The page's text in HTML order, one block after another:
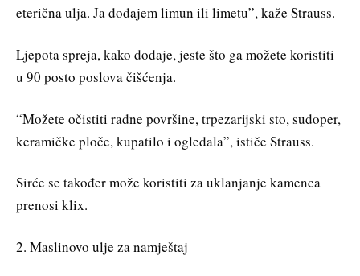
eterična ulja. Ja dodajem limun ili limetu”, kaže Strauss.
Ljepota spreja, kako dodaje, jeste što ga možete koristiti
u 90 posto poslova čišćenja.
“Možete očistiti radne površine, trpezarijski sto, sudoper,
keramičke ploče, kupatilo i ogledala”, ističe Strauss.
Sirće se također može koristiti za uklanjanje kamenca
prenosi klix.
2. Maslinovo ulje za namještaj